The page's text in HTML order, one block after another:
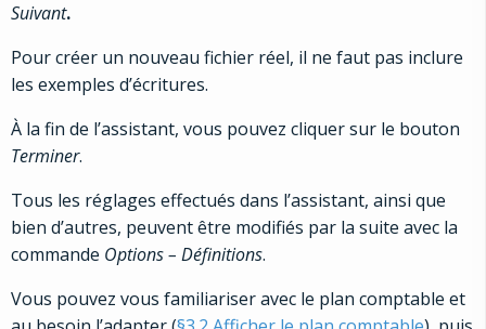
Suivant.
Pour créer un nouveau fichier réel, il ne faut pas inclure
les exemples d’écritures.
À la fin de l’assistant, vous pouvez cliquer sur le bouton
Terminer.
Tous les réglages effectués dans l’assistant, ainsi que
bien d’autres, peuvent être modifiés par la suite avec la
commande Options – Définitions.
Vous pouvez vous familiariser avec le plan comptable et